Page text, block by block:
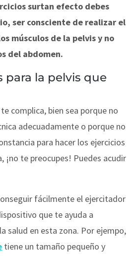
surtan efecto debes
ser consciente de realizar el
músculos de la pelvis y no
del abdomen.
para la pelvis que
complica, bien sea porque no
adecuadamente o porque no
para hacer los ejercicios
¡no te preocupes! Puedes acudir
fácilmente el ejercitador
que te ayuda a
salud en esta zona. Por ejempo,
tiene un tamaño pequeño y